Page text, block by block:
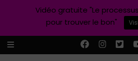
Vidéo gratuite "Le
pour trouver le bon"